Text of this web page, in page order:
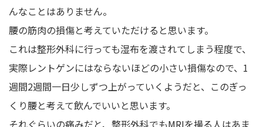
んなことはありません。
腰の筋肉の損傷と考えていただけると思います。
これは整形外科に行っても湿布を渡されてしまう程度で、
実際レントゲンにはならないほどの小さい損傷なので、1
週間2週間一日少しずつ上がっていくようだと、このぎっ
くり腰と考えて飲んでいいと思います。
それぐらいの痛みだと、整形外科でもMRIを撮る人はあま